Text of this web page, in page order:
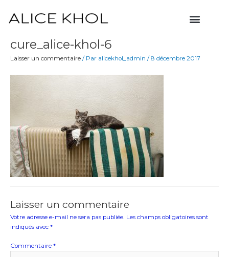
contenu
Menu
cure_alice-khol-6
Laisser un commentaire / Par alicekhol_admin /8 décembre 2017
Laisser un commentaire
Votre adresse e-mail ne sera pas publiée. Les champs obligatoires sont
indiqués avec *
Commentaire *